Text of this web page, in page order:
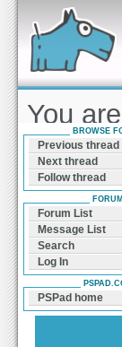
Forum can help
find a solution with
Windows
You
BROWSE
Previous thread
Next thread
Follow thread
FORUM
Forum List
Message List
Search
Log In
PSPad home